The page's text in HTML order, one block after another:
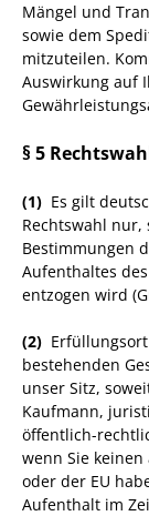
Mängel und
sowie dem
mitzuteilen.
Auswirkung auf
§ 5
(1) Es gilt
Rechtswahl
Bestimmungen
Aufenthaltes
entzogen wird
(2)
bestehenden
unser Sitz,
Kaufmann,
öffentlich-
wenn Sie
oder der EU
Aufenthalt im